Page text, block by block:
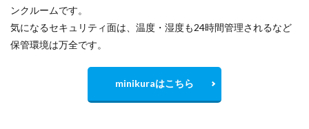
ンクルームです。
気になるセキュリティ面は、温度・湿度も24時間管理されるなど
保管環境は万全です。
minikuraはこちら